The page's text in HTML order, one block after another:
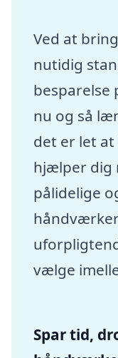
Ved at
nutidig
besparelse
nu og så
det er let at
hjælper dig
pålidelige
vælge
Spar tid,